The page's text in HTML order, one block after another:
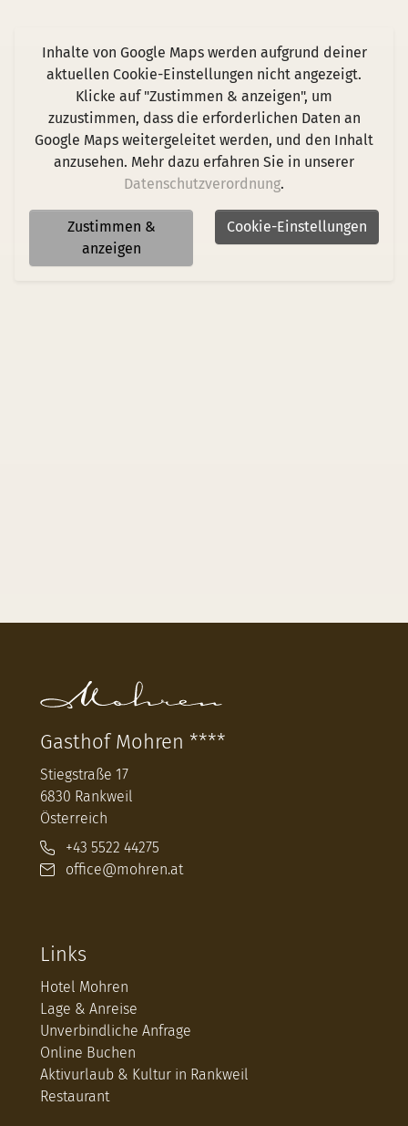
Inhalte von Google Maps werden aufgrund deiner
aktuellen Cookie-Einstellungen nicht angezeigt.
Klicke auf "Zustimmen & anzeigen", um
zuzustimmen, dass die erforderlichen Daten an
Google Maps weitergeleitet werden, und den Inhalt
anzusehen. Mehr dazu erfahren Sie in unserer
Datenschutzverordnung.
Zustimmen &
anzeigen
Cookie-Einstellungen
Gasthof Mohren ****
Stiegstraße 17
6830 Rankweil
Österreich
+43 5522 44275
office@mohren.at
Links
Hotel Mohren
Lage & Anreise
Unverbindliche Anfrage
Online Buchen
Aktivurlaub & Kultur in Rankweil
Restaurant